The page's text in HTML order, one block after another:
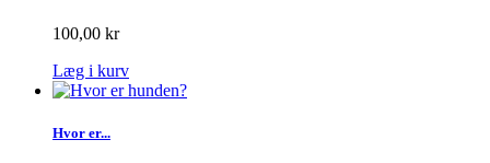
100,00 kr
Læg i kurv
Hvor er...